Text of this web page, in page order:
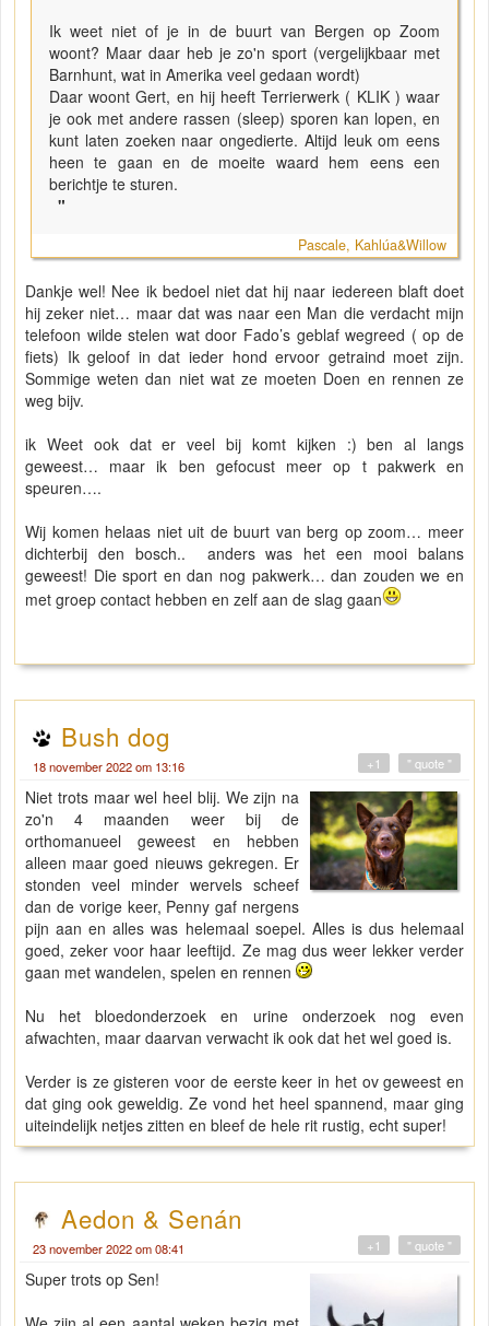
Ik weet niet of je in de buurt van Bergen op Zoom
woont? Maar daar heb je zo'n sport (vergelijkbaar met
Barnhunt, wat in Amerika veel gedaan wordt)
Daar woont Gert, en hij heeft Terrierwerk ( KLIK ) waar
je ook met andere rassen (sleep) sporen kan lopen, en
kunt laten zoeken naar ongedierte. Altijd leuk om eens
heen te gaan en de moeite waard hem eens een
berichtje te sturen.
"
Pascale, Kahlúa&Willow
Dankje wel! Nee ik bedoel niet dat hij naar iedereen blaft doet
hij zeker niet… maar dat was naar een Man die verdacht mijn
telefoon wilde stelen wat door Fado’s geblaf wegreed ( op de
fiets) Ik geloof in dat ieder hond ervoor getraind moet zijn.
Sommige weten dan niet wat ze moeten Doen en rennen ze
weg bijv.
ik Weet ook dat er veel bij komt kijken :) ben al langs
geweest… maar ik ben gefocust meer op t pakwerk en
speuren….
Wij komen helaas niet uit de buurt van berg op zoom… meer
dichterbij den bosch.. anders was het een mooi balans
geweest! Die sport en dan nog pakwerk… dan zouden we en
met groep contact hebben en zelf aan de slag gaan
Bush dog
18 november 2022 om 13:16 " quote "
+1
Niet trots maar wel heel blij. We zijn na
zo'n 4 maanden weer bij de
orthomanueel geweest en hebben
alleen maar goed nieuws gekregen. Er
stonden veel minder wervels scheef
dan de vorige keer, Penny gaf nergens
pijn aan en alles was helemaal soepel. Alles is dus helemaal
goed, zeker voor haar leeftijd. Ze mag dus weer lekker verder
gaan met wandelen, spelen en rennen
Nu het bloedonderzoek en urine onderzoek nog even
afwachten, maar daarvan verwacht ik ook dat het wel goed is.
Verder is ze gisteren voor de eerste keer in het ov geweest en
dat ging ook geweldig. Ze vond het heel spannend, maar ging
uiteindelijk netjes zitten en bleef de hele rit rustig, echt super!
Aedon & Senán
23 november 2022 om 08:41 " quote "
+1
Super trots op Sen!